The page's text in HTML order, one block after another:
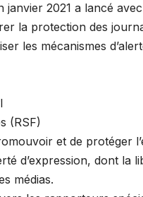
janvier 2021 a lancé
la protection des
les mécanismes
(RSF)
et de protéger
d’expression, dont la
médias.